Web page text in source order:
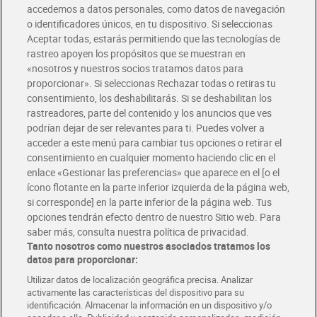
Envío gratis por compras superiores a 100€
Envío estandar por 4,99€
Glovo y Uber Eats
Solicita tu factura de Glovo o Uber Eats
Únete al CLUB Dia
Disfruta las ventajas y ofertas exclusivas.
Descárgate la APP Dia
Folletos y Tiendas
Descubre las mejores ofertas y busca tu tienda más cercana
Tarjeta MaX Dia
Te devuelve hasta 8€/mes de tus compras.
¡Solicita tu tarjeta de crédito aquí!
COMER MEJOR CADA DIA
accedemos a datos personales, como datos de navegación
o identificadores únicos, en tu dispositivo. Si seleccionas
Aceptar todas, estarás permitiendo que las tecnologías de
rastreo apoyen los propósitos que se muestran en
«nosotros y nuestros socios tratamos datos para
proporcionar». Si seleccionas Rechazar todas o retiras tu
consentimiento, los deshabilitarás. Si se deshabilitan los
rastreadores, parte del contenido y los anuncios que ves
podrían dejar de ser relevantes para ti. Puedes volver a
acceder a este menú para cambiar tus opciones o retirar el
consentimiento en cualquier momento haciendo clic en el
enlace «Gestionar las preferencias» que aparece en el [o el
ícono flotante en la parte inferior izquierda de la página web,
si corresponde] en la parte inferior de la página web. Tus
opciones tendrán efecto dentro de nuestro Sitio web. Para
saber más, consulta nuestra política de privacidad.
Tanto nosotros como nuestros asociados tratamos los
datos para proporcionar:
Utilizar datos de localización geográfica precisa. Analizar
activamente las características del dispositivo para su
identificación. Almacenar la información en un dispositivo y/o